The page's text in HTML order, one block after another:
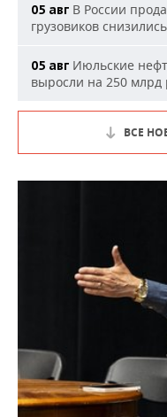
05 авг В России
грузовиков
05 авг Июльские
выросли на 250 млрд
ВСЕ